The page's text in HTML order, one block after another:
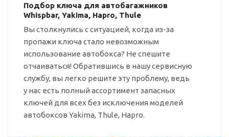
Подбор ключа для автобагажников
Whispbar, Yakima, Hapro, Thule
Вы столкнулись с ситуацией, когда из-за
пропажи ключа стало невозможным
использование автобокса? Не спешите
отчаиваться! Обратившись в нашу сервисную
службу, вы легко решите эту проблему, ведь
у нас есть полный ассортимент запасных
ключей для всех без исключения моделей
автобоксов Yakima, Thule, Hapro.